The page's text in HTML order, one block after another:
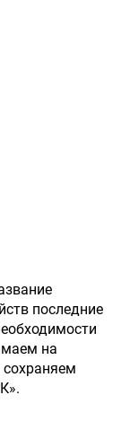
последние
на